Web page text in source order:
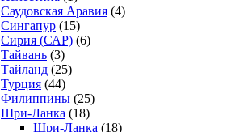
Саудовская Аравия (4)
Сингапур (15)
Сирия (САР) (6)
Тайвань (3)
Тайланд (25)
Турция (44)
Филиппины (25)
Шри-Ланка (18)
Шри-Ланка (18)